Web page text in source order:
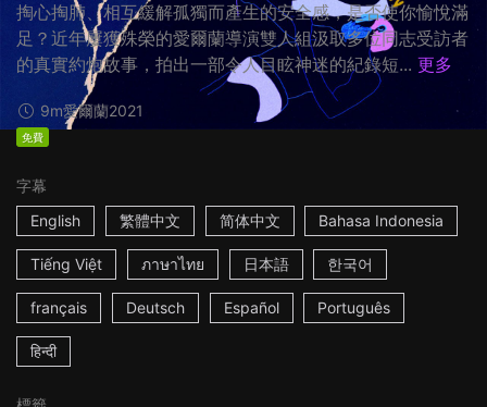
掏心掏肺、相互緩解孤獨而產生的安全感，是否使你愉悅滿
足？近年屢獲殊榮的愛爾蘭導演雙人組汲取多位同志受訪者
的真實約炮故事，拍出一部令人目眩神迷的紀錄短... 更多
9m愛爾蘭2021
免費
字幕
English
繁體中文 简体中文 Bahasa Indonesia
Tiếng Việt ภาษาไทย 日本語 한국어
français Deutsch Español Português
हिन्दी